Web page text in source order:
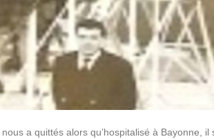
nous a quittés alors qu’hospitalisé à Bayonne,